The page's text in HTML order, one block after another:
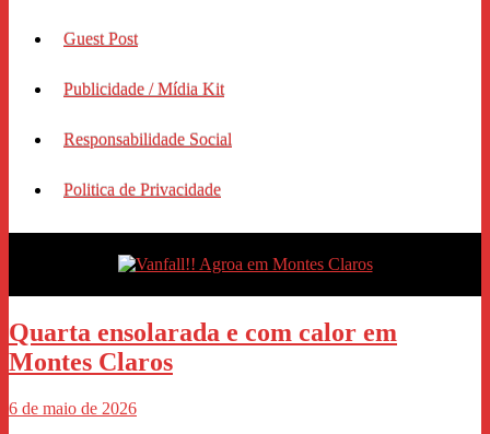
Guest Post
Publicidade / Mídia Kit
Responsabilidade Social
Politica de Privacidade
Quarta ensolarada e com calor em
Montes Claros
6 de maio de 2026